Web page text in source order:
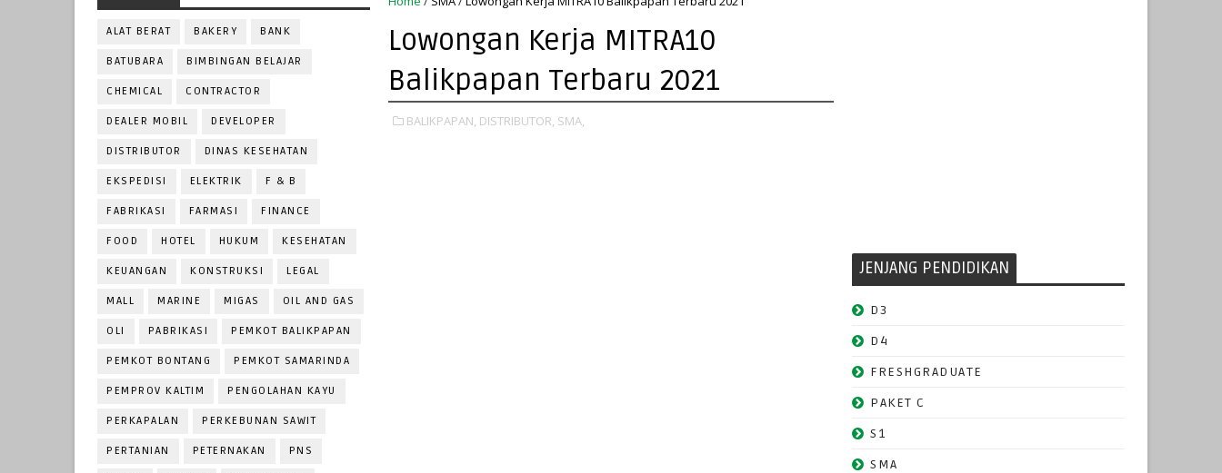
ALAT BERAT BAKERY BANK
BATUBARA BIMBINGAN BELAJAR
CHEMICAL CONTRACTOR
DEALER MOBIL DEVELOPER
DISTRIBUTOR DINAS KESEHATAN
EKSPEDISI ELEKTRIK F & B
FABRIKASI FARMASI FINANCE
FOOD HOTEL HUKUM KESEHATAN
KEUANGAN KONSTRUKSI LEGAL
MALL MARINE MIGAS OIL AND GAS
OLI PABRIKASI PEMKOT BALIKPAPAN
PEMKOT BONTANG PEMKOT SAMARINDA
PEMPROV KALTIM PENGOLAHAN KAYU
PERKAPALAN PERKEBUNAN SAWIT
PERTANIAN PETERNAKAN PNS
Lowongan Kerja MITRA10
Balikpapan Terbaru 2021
BALIKPAPAN, DISTRIBUTOR, SMA,
JENJANG PENDIDIKAN
D3
D4
FRESHGRADUATE
PAKET C
S1
SMA